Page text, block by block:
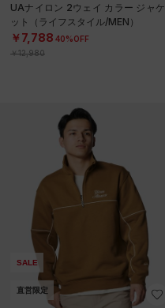
UAナイロン 2ウェイ カラー ジャケ
ット（ライフスタイル/MEN）
￥7,788 40%OFF
￥12,980
SALE
直営限定